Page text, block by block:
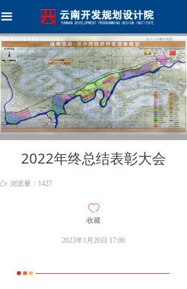
끀首页
关于我们
新闻资讯
资质荣誉
团队实力
2022年终总结表彰大会
2023年1月20日 17:00
ꄘ 浏览量： 1427
ꄀ
收藏